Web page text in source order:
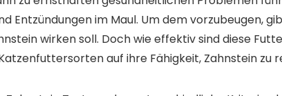
Entzündungen im Maul. Um dem vorzubeugen,
wirken soll. Doch wie effektiv sind diese
auf ihre Fähigkeit, Zahnstein zu